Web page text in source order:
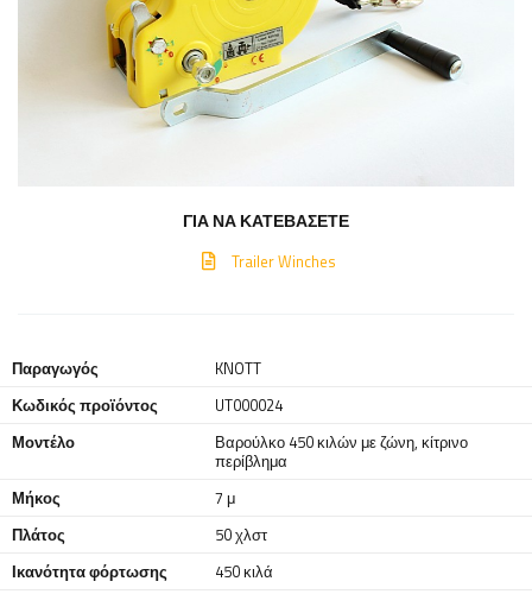
ΓΙΑ ΝΑ ΚΑΤΕΒΆΣΕΤΕ
Trailer Winches
Παραγωγός
KNOTT
Κωδικός προϊόντος
UT000024
Μοντέλο
Βαρούλκο 450 κιλών με ζώνη, κίτρινο
περίβλημα
Μήκος
7 μ
Πλάτος
50 χλστ
Ικανότητα φόρτωσης
450 κιλά